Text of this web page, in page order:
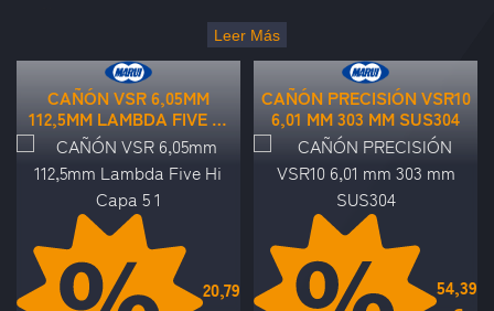
: plataforma y longitud que admite tu réplica.
Diámetro: más ajustado = más exigente con BBs y limpieza.
: CQB (no necesitas un poste) vs exterior (equilibrio).
Mantenimiento: limpieza regular = rendimiento estable.
Explora cañonesy acompáñalo de buen hop upyBBs .
Leer Más
CAÑÓN VSR 6,05MM
112,5MM LAMBDA FIVE HI
CAPA 5 1
20,79
CAÑÓN PRECISIÓN VSR10
6,01 MM 303 MM SUS304
54,39